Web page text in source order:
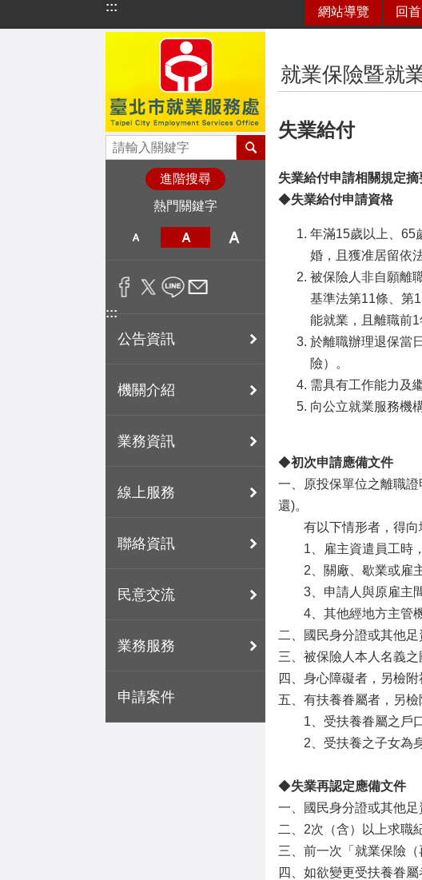
跳到主要內容區塊
::: 網站導覽 回
進階搜尋
熱門關鍵字
:::
公告資訊
機關介紹
業務資訊
線上服務
聯絡資訊
民意交流
業務服務
申請案件
就業保險暨就
失業給付
失業給付申請相關規定摘
◆失業給付申請資格
年滿15歲以上、65
婚，且獲准居留依
被保險人非自願離
基準法第11條、第
能就業，且離職前1
於離職辦理退保當
險）。
需具有工作能力及
向公立就業服務機
◆初次申請應備文件
一、原投保單位之離職
還)。
有以下情形者，得向
1、雇主資遣員工時
2、關廠、歇業或雇主
3、申請人與原雇主間
4、其他經地方主管機
二、國民身分證或其他
三、被保險人本人名義之
四、身心障礙者，另檢
五、有扶養眷屬者，另檢
1、受扶養眷屬之戶口
2、受扶養之子女為身
◆失業再認定應備文件
一、國民身分證或其他足
二、2次（含）以上求職
三、前一次「就業保險（
四、如欲變更受扶養眷